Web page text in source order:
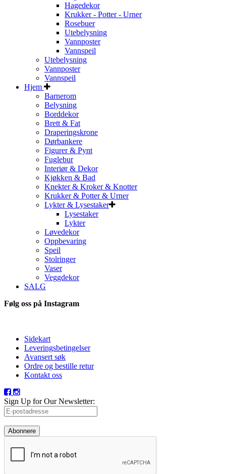
Hagedekor
Krukker - Potter - Urner
Rosebuer
Utebelysning
Vannposter
Vannspeil
Utebelysning
Vannposter
Vannspeil
Hjem
Barnerom
Belysning
Borddekor
Brett & Fat
Draperingskrone
Dørbankere
Figurer & Pynt
Fuglebur
Interiør & Dekor
Kjøkken & Bad
Knekter & Kroker & Knotter
Krukker & Potter & Urner
Lykter & Lysestaker
Lysestaker
Lykter
Løvedekor
Oppbevaring
Speil
Stolringer
Vaser
Veggdekor
SALG
Følg oss på Instagram
Sidekart
Leveringsbetingelser
Avansert søk
Ordre og bestille retur
Kontakt oss
Sign Up for Our Newsletter:
Abonnere